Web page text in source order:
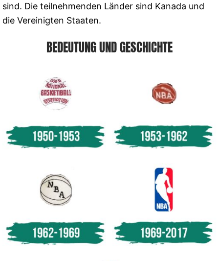
sind. Die teilnehmenden Länder sind Kanada und
die Vereinigten Staaten.
BEDEUTUNG UND GESCHICHTE